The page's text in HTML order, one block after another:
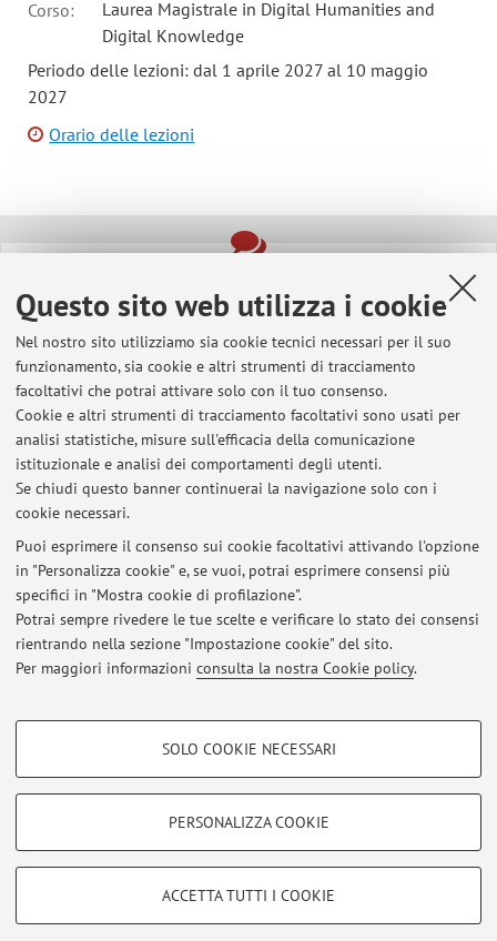
Questo sito web utilizza i cookie
Nel nostro sito utilizziamo sia cookie tecnici necessari per il suo
funzionamento, sia cookie e altri strumenti di tracciamento
facoltativi che potrai attivare solo con il tuo consenso.
Cookie e altri strumenti di tracciamento facoltativi sono usati per
analisi statistiche, misure sull'efficacia della comunicazione
istituzionale e analisi dei comportamenti degli utenti.
Se chiudi questo banner continuerai la navigazione solo con i
cookie necessari.
Puoi esprimere il consenso sui cookie facoltativi attivando l'opzione
in "Personalizza cookie" e, se vuoi, potrai esprimere consensi più
specifici in "Mostra cookie di profilazione".
Potrai sempre rivedere le tue scelte e verificare lo stato dei consensi
rientrando nella sezione "Impostazione cookie" del sito.
Per maggiori informazioni consulta la nostra Cookie policy.
COOKIE DI PROFILAZIONE - FACOLTATIVI
COOKIE TECNICI - NECESSARI
Si tratta di cookie tecnici utilizzati, a titolo esemplificativo, per il corretto
SOLO COOKIE NECESSARI
PERSONALIZZA COOKIE
ACCETTA TUTTI I COOKIE
Corso:
Laurea Magistrale in Digital Humanities and
Digital Knowledge
Periodo delle lezioni: dal 1 aprile 2027 al 10 maggio
2027
Orario delle lezioni
Informatica di base: regole per l'esame da remoto
Pubblicato il: 25 maggio 2021
Computational Thinking and Programming: rules for remote written
examinations
Pubblicato il: 10 maggio 2020
Esami e anno accademico
Pubblicato il: 02 luglio 2018
Tutti gli avvisi
In evidenza
Area riservata
Accedi tramiteloginper gestire tutti i contenuti del sito.
Zamboni, 33 - 40126 Bologna - Partita IVA: 01131710376
Privacy|Note legali|Impostazioni Cookie